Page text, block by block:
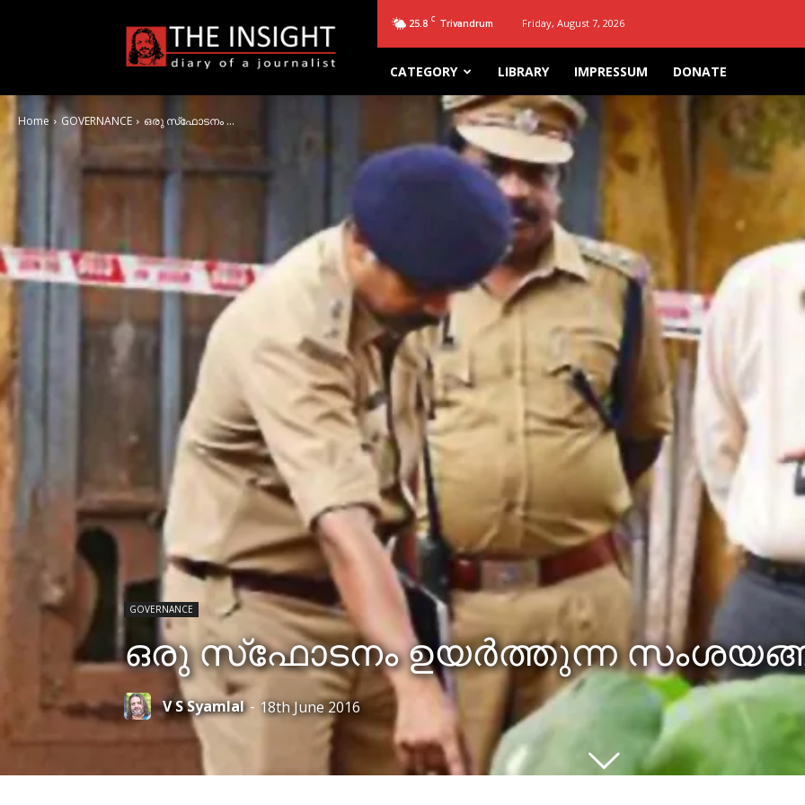
INSIGHT
25.8 C Trivandrum Friday, August 7, 2026
CATEGORY LIBRARY IMPRESSUM DONATE
Home GOVERNANCE ഒരു സ്‌ഫോടനം ...
GOVERNANCE
ഒരു സ്‌ഫോടനം ഉയര്‍ത്തുന്ന
V S Syamlal - 18th June 2016